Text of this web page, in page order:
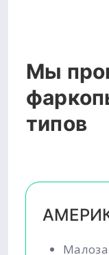
Мы
типов